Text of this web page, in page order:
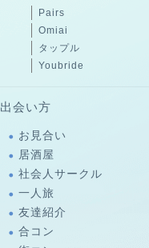
Pairs
Omiai
タップル
Youbride
出会い方
お見合い
居酒屋
社会人サークル
一人旅
友達紹介
合コン